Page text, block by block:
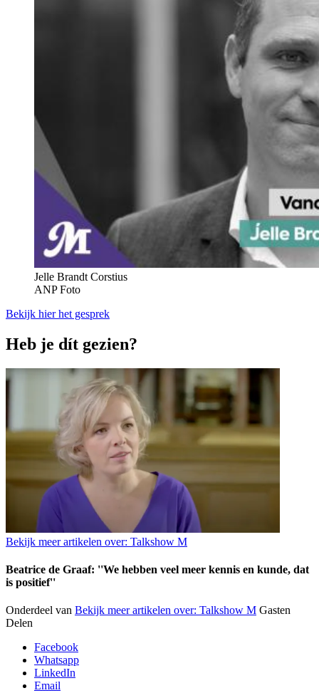
Jelle Brandt Corstius
ANP Foto
Bekijk hier het gesprek
Heb je dít gezien?
Bekijk meer artikelen over: Talkshow M
Beatrice de Graaf: ''We hebben veel meer kennis en kunde, dat
is positief''
Onderdeel van Bekijk meer artikelen over: Talkshow M Gasten
Delen
Facebook
Whatsapp
LinkedIn
Email